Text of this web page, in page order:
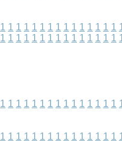
1 1 1 1 1 1 1 1 1 1 1 1 1 1 1
1 1 1 1 1 1 1 1 1 1 1 1 1 1 1
1 1 1 1 1 1 1 1 1 1 1 1 1 1 1
1 1 1 1 1 1 1 1 1 1 1 1 1 1 1